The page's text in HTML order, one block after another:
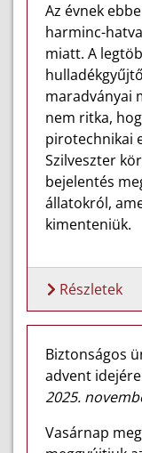
Az évnek
harminc-
miatt. A
maradványai
nem ritka,
pirotechnikai
Szilveszter
bejelentés
állatokról,
kimenteniük.
Részletek
Biztonságos
advent idejére
2025.
Vasárnap